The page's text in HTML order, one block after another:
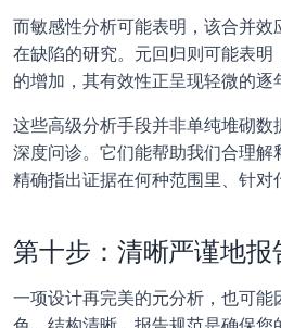
而敏感性分析可能表明，该合并
在缺陷的研究。元回归则可能表
的增加，其有效性正呈现轻微的逐
这些高级分析手段并非单纯堆砌
深度问诊。它们能帮助我们合理
精确指出证据在何种范围里、针对
第十步：清晰严谨地
一项设计再完美的元分析，也可能